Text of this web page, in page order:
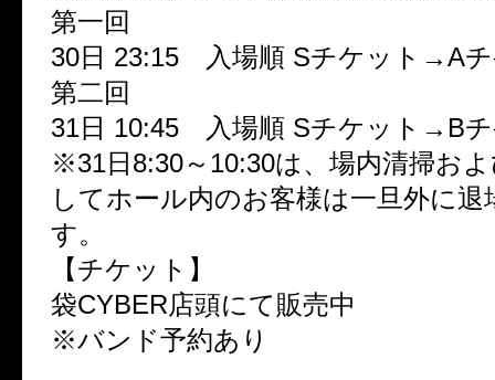
第一回
30日 23:15 入場順 Sチケット→A
第二回
31日 10:45 入場順 Sチケット→B
※31日8:30～10:30は、場内清掃お
してホール内のお客様は一旦外に
す。
【チケット】
袋CYBER店頭にて販売中
※バンド予約あり